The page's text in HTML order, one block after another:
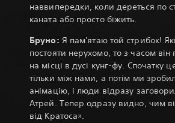
наввипередки, коли дереться по
каната або просто біжить.
Бруно: Я пам'ятаю той стрибок!
постояти нерухомо, то з часом він
на місці в дусі кунг-фу. Спочатку
тільки між нами, а потім ми
анімацію, і люди відразу
Атрей. Тепер одразу видно, чим
від Кратоса».